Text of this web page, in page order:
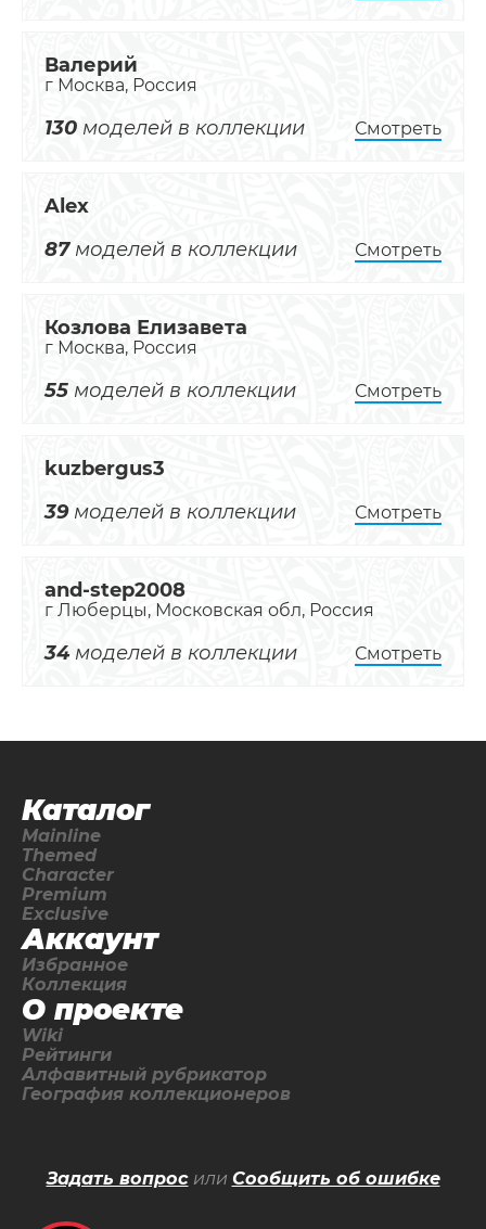
Валерий
г Москва, Россия
130 моделей в коллекции Смотреть
Alex
87моделей в коллекции Смотреть
Козлова Елизавета
г Москва, Россия
55 моделей в коллекции Смотреть
kuzbergus3
39моделей в коллекции Смотреть
and-step2008
г Люберцы, Московская обл, Россия
34моделей в коллекции Смотреть
Каталог
Mainline
Themed
Character
Premium
Exclusive
Аккаунт
Избранное
Коллекция
О проекте
Wiki
Рейтинги
Алфавитный рубрикатор
География коллекционеров
Задать вопросили Сообщить об ошибке